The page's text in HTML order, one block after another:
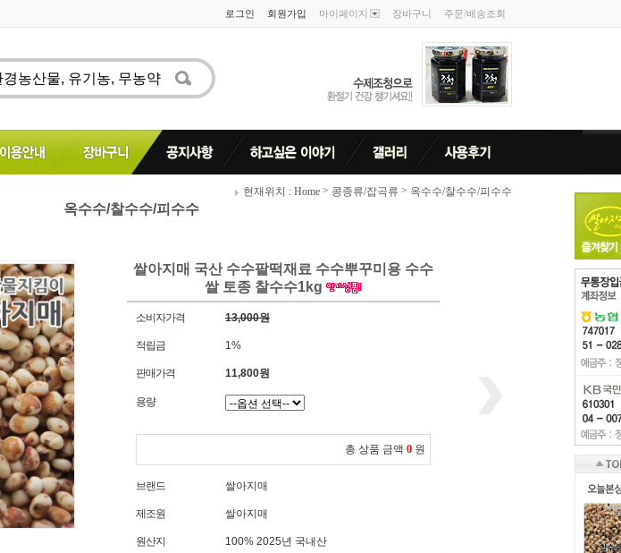
로그인 회원가입 마이페이지 장바구니 주문/배송조회
현재위치 : Home > 콩종류/잡곡류 > 옥수수/찰수수/피수수
옥수수/찰수수/피수수
쌀아지매 국산 수수팥떡재료 수수뿌꾸미용 수수
쌀 토종 찰수수1kg
소비자가격 13,000원
적립금 1%
판매가격 11,800원
용량
총 상품 금액 0 원
브랜드 쌀아지매
제조원 쌀아지매
원산지 100% 2025년 국내산